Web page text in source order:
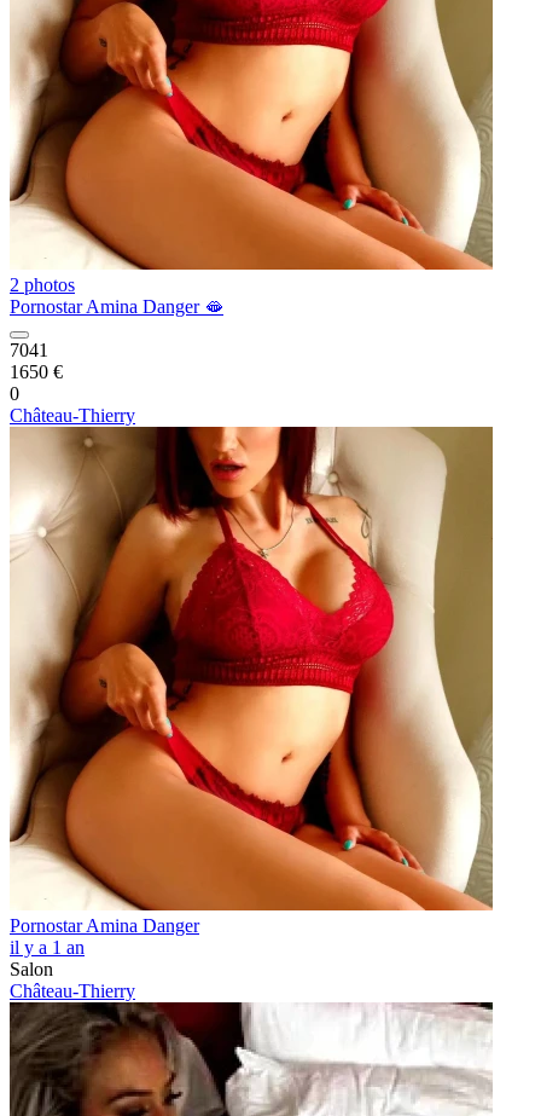
2 photos
Pornostar Amina Danger 🫦
7041
1650 €
0
Château-Thierry
Pornostar Amina Danger
il y a 1 an
Salon
Château-Thierry